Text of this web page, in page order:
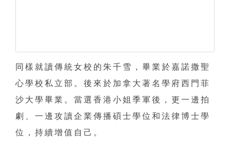
同樣就讀傳統女校的朱千雪，畢業於嘉諾撒聖
心學校私立部。後來於加拿大著名學府西門菲
沙大學畢業。當選香港小姐季軍後，更一邊拍
劇、一邊攻讀企業傳播碩士學位和法律博士學
位，持續增值自己。